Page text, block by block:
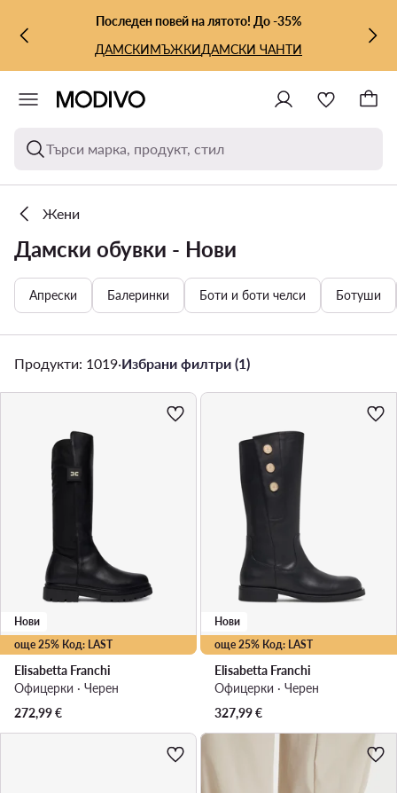
КЪМ ОСНОВНОТО СЪДЪРЖАНИЕ
КЪМ ТЪРСЕНЕПоследен повей на лятото! До -35%
ДАМСКИМЪЖКИДАМСКИ ЧАНТИ
Търси марка, продукт, стил
Жени
Дамски обувки - Нови
Апрески Балеринки Боти и боти челси Ботуши
Продукти: 1019·Избрани филтри (1)
още 25% Код: LAST
Нови
Elisabetta Franchi
Офицерки · Черен
272,99€
още 25% Код: LAST
Нови
Elisabetta Franchi
Офицерки · Черен
327,99€